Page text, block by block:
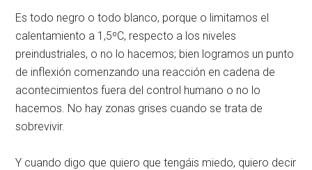
Es todo negro o todo blanco, porque o limitamos el
calentamiento a 1,5ºC, respecto a los niveles
preindustriales, o no lo hacemos; bien logramos un punto
de inflexión comenzando una reacción en cadena de
acontecimientos fuera del control humano o no lo
hacemos. No hay zonas grises cuando se trata de
sobrevivir.
Y cuando digo que quiero que tengáis miedo, quiero decir